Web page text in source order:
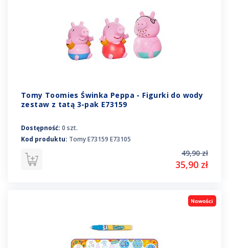
Tomy Toomies Świnka Peppa - Figurki do wody
zestaw z tatą 3-pak E73159
Dostępność: 0 szt.
Kod produktu: Tomy E73159 E73105
49,90 zł
35,90 zł